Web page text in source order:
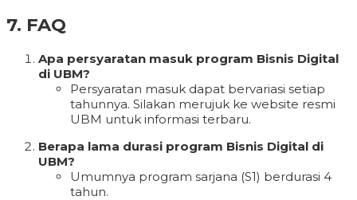
7. FAQ
Apa persyaratan masuk program Bisnis Digital
di UBM?
Persyaratan masuk dapat bervariasi setiap
tahunnya. Silakan merujuk ke website resmi
UBM untuk informasi terbaru.
Berapa lama durasi program Bisnis Digital di
UBM?
Umumnya program sarjana (S1) berdurasi 4
tahun.